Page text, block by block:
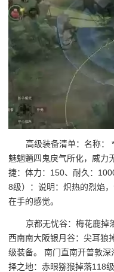
高级装备清单：名称：
魅魍魉四鬼戾气所化，威力
捷：体力：150、耐久：
8级）：说明：炽热的烈焰
在手的感觉。
京都无忧谷：梅花鹿掉
西南南大阪银月谷：尖耳狼
级装备。 南门直南开普敦
择之地：赤眼猕猴掉落118